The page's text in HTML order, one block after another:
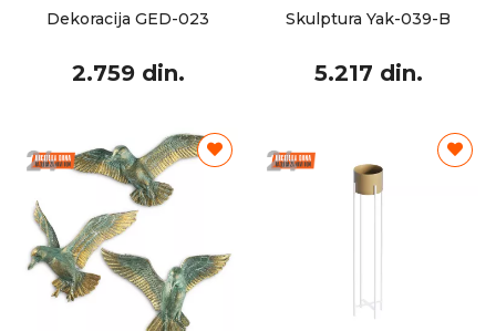
Dekoracija GED-023
2.759 din.
Skulptura Yak-039-B
5.217 din.